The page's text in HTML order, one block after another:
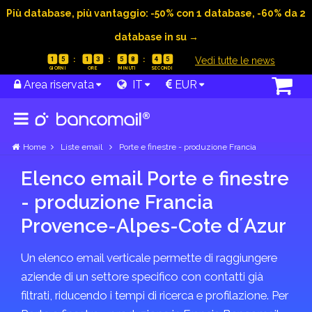
Più database, più vantaggio: -50% con 1 database, -60% da 2
database in su →
1 5 1 3 5 8 4 5 Vedi tutte le news
Area riservata IT EUR
Home Liste email Porte e finestre - produzione Francia
Elenco email Porte e finestre
- produzione Francia
Provence-Alpes-Cote dʼAzur
Un elenco email verticale permette di raggiungere
aziende di un settore specifico con contatti già
filtrati, riducendo i tempi di ricerca e profilazione. Per